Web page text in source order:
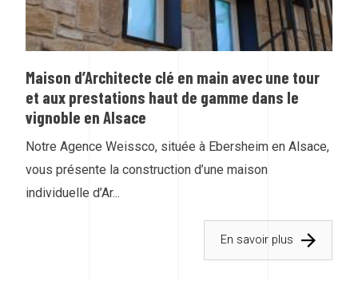
Maison d’Architecte clé en main avec une tour
et aux prestations haut de gamme dans le
vignoble en Alsace
Notre Agence Weissco, située à Ebersheim en Alsace,
vous présente la construction d’une maison
individuelle d’Ar...
En savoir plus